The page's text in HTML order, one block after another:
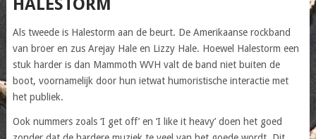
Als tweede is Halestorm aan de beurt. De Amerikaanse rockband
van broer en zus Arejay Hale en Lizzy Hale. Hoewel Halestorm een
stuk harder is dan Mammoth WVH valt de band niet buiten de
boot, voornamelijk door hun ietwat humoristische interactie met
het publiek.
Ook nummers zoals ‘I get off’ en ‘I like it heavy’ doen het goed